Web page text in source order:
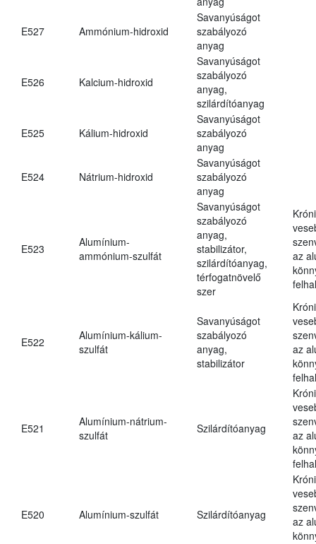
E527 Ammónium-hidroxid
Savanyúságot
szabályozó
anyag
E526 Kalcium-hidroxid
Savanyúságot
szabályozó
anyag,
szilárdítóanyag
E525 Kálium-hidroxid
Savanyúságot
szabályozó
anyag
E524 Nátrium-hidroxid
Savanyúságot
szabályozó
anyag
E523
Alumínium-
ammónium-szulfát
Savanyúságot
szabályozó
anyag,
stabilizátor,
szilárdítóanyag,
térfogatnövelő
szer
az
E522
Alumínium-kálium-
szulfát
Savanyúságot
szabályozó
anyag,
stabilizátor
az
E521
Alumínium-nátrium-
szulfát
Szilárdítóanyag
az
E520 Alumínium-szulfát Szilárdítóanyag
az